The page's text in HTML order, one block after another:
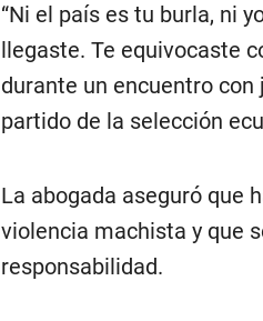
“Ni el país es tu burla, ni
llegaste. Te equivocaste
durante un encuentro
partido de la selección
La abogada aseguró que
violencia machista y que
responsabilidad.